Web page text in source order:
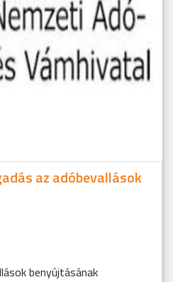
az adóbevallások
benyújtásának